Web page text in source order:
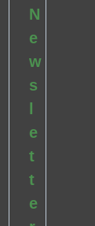
N
e
w
s
e
t
t
e